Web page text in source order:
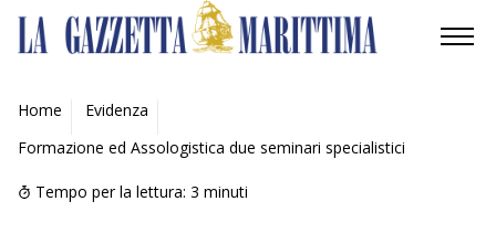
AMBIENTE
MOBILITÀ
INDUSTRIA
Home
Evidenza
Formazione ed Assologistica due seminari specialistici
Tempo per la lettura: 3 minuti